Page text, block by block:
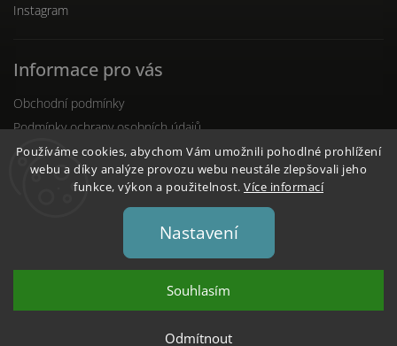
Používáme cookies, abychom Vám umožnili pohodlné prohlížení
webu a díky analýze provozu webu neustále zlepšovali jeho
funkce, výkon a použitelnost. Více informací
Nastavení
Odmítnout
Souhlasím
Instagram
Informace pro vás
Obchodní podmínky
Podmínky ochrany osobních údajů
Reklamační řád
Copyright 2026DENTO.cz. Všechna práva vyhrazena.
Upravit nastavení cookies